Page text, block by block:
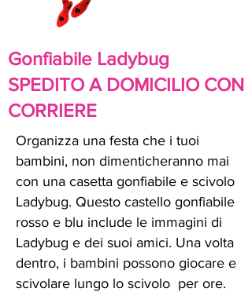
Gonfiabile Ladybug
SPEDITO A DOMICILIO CON
CORRIERE
Organizza una festa che i tuoi
bambini, non dimenticheranno mai
con una casetta gonfiabile e scivolo
Ladybug. Questo castello gonfiabile
rosso e blu include le immagini di
Ladybug e dei suoi amici. Una volta
dentro, i bambini possono giocare e
scivolare lungo lo scivolo per ore.